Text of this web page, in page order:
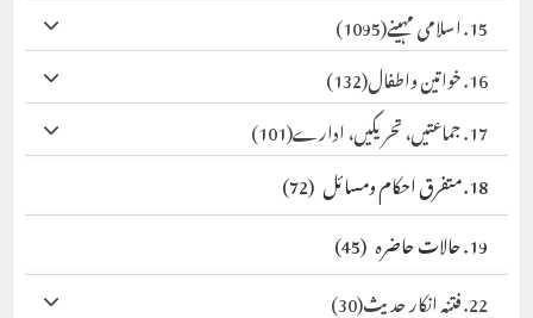
15. اسلامی مہینے
(1095)
16. خواتین واطفال
(132)
17. جماعتیں، تحریکیں، ادارے
(101)
18. متفرق احکام ومسائل
(72)
19. حالات حاضرہ
(45)
22. فتنہ انکار حدیث
(30)